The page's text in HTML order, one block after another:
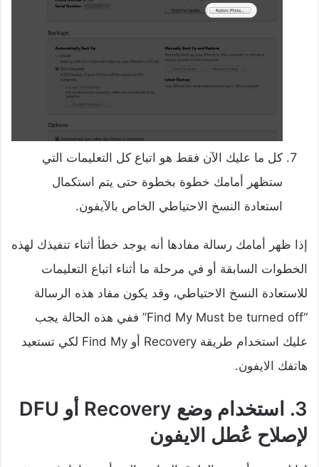
كل ما عليك الآن فقط هو اتباع كل التعليمات التي
ستظهر أمامك خطوة بخطوة حتى يتم استكمال
استعادة النسخ الاحتياطي الخاص بالآيفون.
إذا ظهر أمامك رسالة مفادها أنه يوجد خطأ أثناء تنفيذك لهذه
الخطوات السابقة أو في مرحلة ما أثناء اتباع التعليمات
للاستعادة النسخ الاحتياطي، وقد يكون مفاد هذه الرسالة
“Find My Must be turned off” ففي هذه الحالة يجب
عليك استخدام طريقة Recovery أو Find My لكي تستعيد
هاتفك الايفون.
3. استخدام وضع Recovery أو DFU
لإصلاح عُطل الايفون